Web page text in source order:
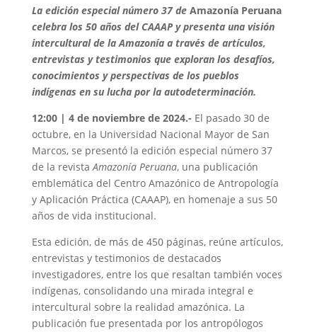
La edición especial número 37 de Amazonía Peruana
celebra los 50 años del CAAAP y presenta una visión
intercultural de la Amazonía a través de artículos,
entrevistas y testimonios que exploran los desafíos,
conocimientos y perspectivas de los pueblos
indígenas en su lucha por la autodeterminación.
12:00 | 4 de noviembre de 2024.- El pasado 30 de
octubre, en la Universidad Nacional Mayor de San
Marcos, se presentó la edición especial número 37
de la revistaAmazonía Peruana, una publicación
emblemática del Centro Amazónico de Antropología
y Aplicación Práctica (CAAAP), en homenaje a sus 50
años de vida institucional.
Esta edición, de más de 450 páginas, reúne artículos,
entrevistas y testimonios de destacados
investigadores, entre los que resaltan también voces
indígenas, consolidando una mirada integral e
intercultural sobre la realidad amazónica. La
publicación fue presentada por los antropólogos